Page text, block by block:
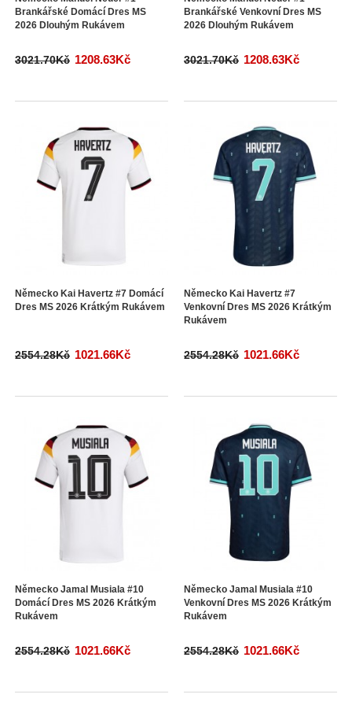
Brankářské Domácí Dres MS
2026 Dlouhým Rukávem
3021.70Kč 1208.63Kč
Brankářské Venkovní Dres MS
2026 Dlouhým Rukávem
3021.70Kč 1208.63Kč
Německo Kai Havertz #7 Domácí
Dres MS 2026 Krátkým Rukávem
2554.28Kč 1021.66Kč
Německo Kai Havertz #7
Venkovní Dres MS 2026 Krátkým
Rukávem
2554.28Kč 1021.66Kč
Německo Jamal Musiala #10
Domácí Dres MS 2026 Krátkým
Rukávem
2554.28Kč 1021.66Kč
Německo Jamal Musiala #10
Venkovní Dres MS 2026 Krátkým
Rukávem
2554.28Kč 1021.66Kč